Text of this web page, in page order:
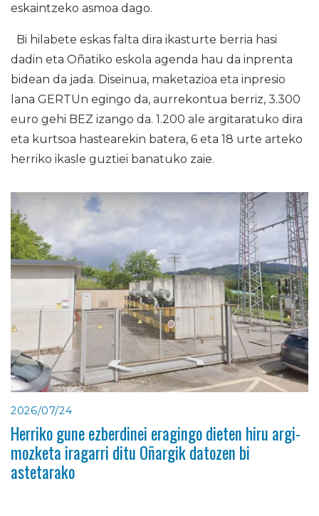
eskaintzeko asmoa dago.
Bi hilabete eskas falta dira ikasturte berria hasi
dadin eta Oñatiko eskola agenda hau da inprenta
bidean da jada. Diseinua, maketazioa eta inpresio
lana GERTUn egingo da, aurrekontua berriz, 3.300
euro gehi BEZ izango da. 1.200 ale argitaratuko dira
eta kurtsoa hastearekin batera, 6 eta 18 urte arteko
herriko ikasle guztiei banatuko zaie.
2026/07/24
Herriko gune ezberdinei eragingo dieten hiru argi-
mozketa iragarri ditu Oñargik datozen bi
astetarako